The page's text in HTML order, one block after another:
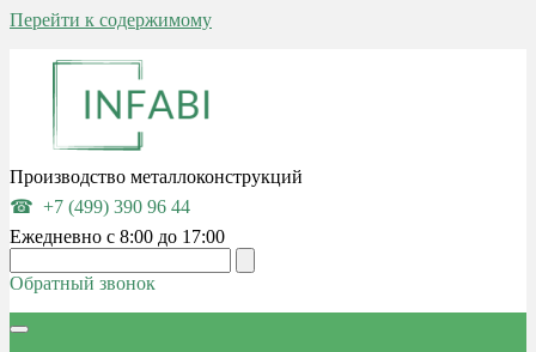
Перейти к содержимому
Производство металлоконструкций
+7 (499) 390 96 44
Ежедневно с 8:00 до 17:00
Обратный звонок